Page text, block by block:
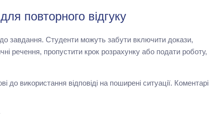
повторного відгуку
до завдання. Студенти можуть забути включити докази,
речення, пропустити крок розрахунку або подати роботу,
використання відповіді на поширені ситуації. Коментарі